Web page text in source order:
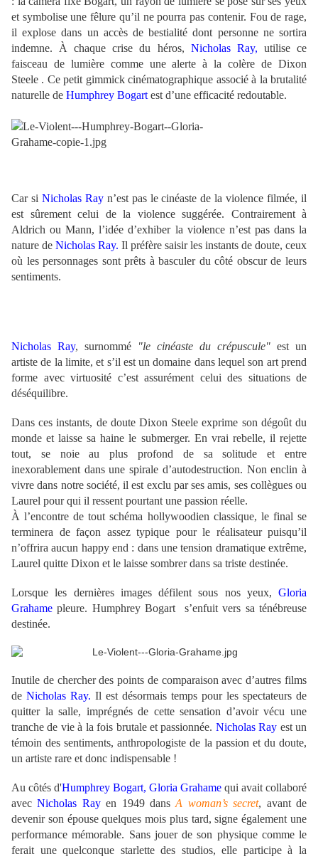
et symbolise une fêlure qu’il ne pourra pas contenir. Fou de rage,
il explose dans un accès de bestialité dont personne ne sortira
indemne. À chaque crise du héros, Nicholas Ray, utilise ce
faisceau de lumière comme une alerte à la colère de Dixon
Steele . Ce petit gimmick cinématographique associé à la brutalité
naturelle de Humphrey Bogart est d’une efficacité redoutable.
Car si Nicholas Ray n’est pas le cinéaste de la violence filmée, il
est sûrement celui de la violence suggérée. Contrairement à
Aldrich ou Mann, l’idée d’exhiber la violence n’est pas dans la
nature de Nicholas Ray. Il préfère saisir les instants de doute, ceux
où les personnages sont prêts à basculer du côté obscur de leurs
sentiments.
Nicholas Ray, surnommé "le cinéaste du crépuscule" est un
artiste de la limite, et s’il est un domaine dans lequel son art prend
forme avec virtuosité c’est assurément celui des situations de
déséquilibre.
Dans ces instants, de doute Dixon Steele exprime son dégoût du
monde et laisse sa haine le submerger. En vrai rebelle, il rejette
tout, se noie au plus profond de sa solitude et entre
inexorablement dans une spirale d’autodestruction. Non enclin à
vivre dans notre société, il est exclu par ses amis, ses collègues ou
Laurel pour qui il ressent pourtant une passion réelle.
À l’encontre de tout schéma hollywoodien classique, le final se
terminera de façon assez typique pour le réalisateur puisqu’il
n’offrira aucun happy end : dans une tension dramatique extrême,
Laurel quitte Dixon et le laisse sombrer dans sa triste destinée.
Lorsque les dernières images défilent sous nos yeux, Gloria
Grahame pleure. Humphrey Bogart
s’enfuit vers sa ténébreuse
destinée.
Inutile de chercher des points de comparaison avec d’autres films
de Nicholas Ray. Il est désormais temps pour les spectateurs de
quitter la salle, imprégnés de cette sensation d’avoir vécu une
tranche de vie à la fois brutale et passionnée. Nicholas Ray est un
témoin des sentiments, anthropologiste de la passion et du doute,
un artiste rare et donc indispensable !
Au côtés d'Humphrey Bogart, Gloria Grahame qui avait collaboré
avec Nicholas Ray en 1949 dansA woman’s secret, avant de
devenir son épouse quelques mois plus tard, signe également une
performance mémorable. Sans jouer de son physique comme le
ferait une quelconque starlette des studios, elle participe à la